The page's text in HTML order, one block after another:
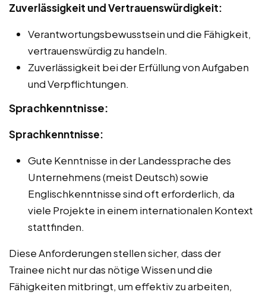
Zuverlässigkeit und Vertrauenswürdigkeit:
Verantwortungsbewusstsein und die Fähigkeit,
vertrauenswürdig zu handeln.
Zuverlässigkeit bei der Erfüllung von Aufgaben
und Verpflichtungen.
Sprachkenntnisse:
Sprachkenntnisse:
Gute Kenntnisse in der Landessprache des
Unternehmens (meist Deutsch) sowie
Englischkenntnisse sind oft erforderlich, da
viele Projekte in einem internationalen Kontext
stattfinden.
Diese Anforderungen stellen sicher, dass der
Trainee nicht nur das nötige Wissen und die
Fähigkeiten mitbringt, um effektiv zu arbeiten,